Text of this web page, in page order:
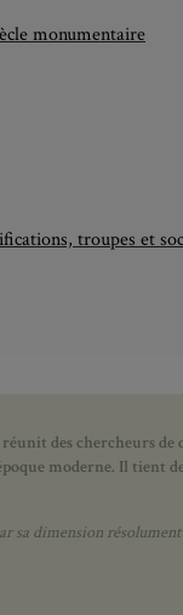
monumentaire
troupes et
des chercheurs
moderne. Il tient
sa dimension